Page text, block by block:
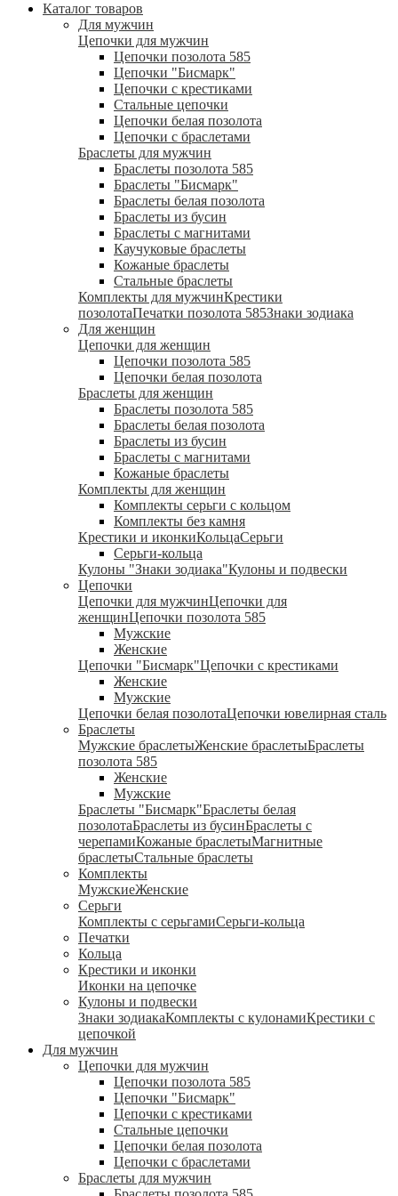
Каталог товаров
Для мужчин
Цепочки для мужчин
Цепочки позолота 585
Цепочки "Бисмарк"
Цепочки с крестиками
Стальные цепочки
Цепочки белая позолота
Цепочки с браслетами
Браслеты для мужчин
Браслеты позолота 585
Браслеты "Бисмарк"
Браслеты белая позолота
Браслеты из бусин
Браслеты с магнитами
Каучуковые браслеты
Кожаные браслеты
Стальные браслеты
Комплекты для мужчинКрестики
позолотаПечатки позолота 585Знаки зодиака
Для женщин
Цепочки для женщин
Цепочки позолота 585
Цепочки белая позолота
Браслеты для женщин
Браслеты позолота 585
Браслеты белая позолота
Браслеты из бусин
Браслеты с магнитами
Кожаные браслеты
Комплекты для женщин
Комплекты серьги с кольцом
Комплекты без камня
Крестики и иконкиКольцаСерьги
Серьги-кольца
Кулоны "Знаки зодиака"Кулоны и подвески
Цепочки
Цепочки для мужчинЦепочки для
женщинЦепочки позолота 585
Мужские
Женские
Цепочки "Бисмарк"Цепочки с крестиками
Женские
Мужские
Цепочки белая позолотаЦепочки ювелирная сталь
Браслеты
Мужские браслетыЖенские браслетыБраслеты
позолота 585
Женские
Мужские
Браслеты "Бисмарк"Браслеты белая
позолотаБраслеты из бусинБраслеты с
черепамиКожаные браслетыМагнитные
браслетыСтальные браслеты
Комплекты
МужскиеЖенские
Серьги
Комплекты с серьгамиСерьги-кольца
Печатки
Кольца
Крестики и иконки
Иконки на цепочке
Кулоны и подвески
Знаки зодиакаКомплекты с кулонамиКрестики с
цепочкой
Для мужчин
Цепочки для мужчин
Цепочки позолота 585
Цепочки "Бисмарк"
Цепочки с крестиками
Стальные цепочки
Цепочки белая позолота
Цепочки с браслетами
Браслеты для мужчин